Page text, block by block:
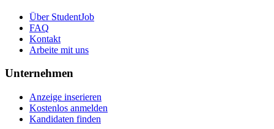
Über StudentJob
FAQ
Kontakt
Arbeite mit uns
Unternehmen
Anzeige inserieren
Kostenlos anmelden
Kandidaten finden